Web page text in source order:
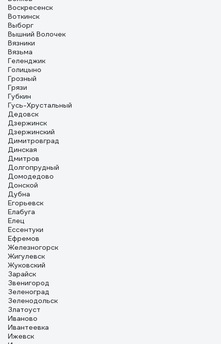
Воскресенск
Воткинск
Выборг
Вышний Волочек
Вязники
Вязьма
Геленджик
Голицыно
Грозный
Грязи
Губкин
Гусь-Хрустальный
Дедовск
Дзержинск
Дзержинский
Димитровград
Динская
Дмитров
Долгопрудный
Домодедово
Донской
Дубна
Егорьевск
Елабуга
Елец
Ессентуки
Ефремов
Железногорск
Жигулевск
Жуковский
Зарайск
Звенигород
Зеленоград
Зеленодольск
Златоуст
Иваново
Ивантеевка
Ижевск